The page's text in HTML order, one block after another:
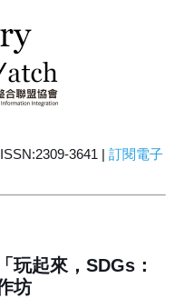
3641 | 訂閱電子
玩起來，SDGs：
坊